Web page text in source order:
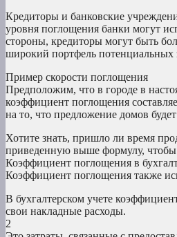
Кредиторы и банковские
уровня поглощения банки могут
стороны, кредиторы могут быть
широкий портфель потенциальных
Пример скорости поглощения
Предположим, что в городе в
коэффициент поглощения
на то, что предложение домов
Хотите знать, пришло ли время
приведенную выше формулу, чтобы
Коэффициент поглощения в
Коэффициент поглощения также
В бухгалтерском учете
свои накладные расходы.
2